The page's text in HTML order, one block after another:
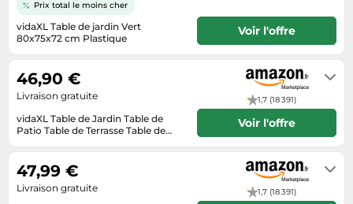
Taille-haies
Techniques de mesure
Textiles de maison
Tondeuses
Tronçonneuses
Éclairage
Éviers
Informatique
Jeux électroniques
Machines à coudre
Montres connectées
Médias
Ordinateurs portables
Vélos
Vélos biking
Équipement outdoor
vidaXL Table de jardin Vert
80x75x72 cm Plastique
Prix total le moins cher
Voir l'offre
vidaXL Table de Jardin Table de
Patio Table de Terrasse Table de
Plastique
1,7 (18 391)
46,90 €
Livraison gratuite
Voir l'offre
1,7 (18 391)
47,99 €
Livraison gratuite